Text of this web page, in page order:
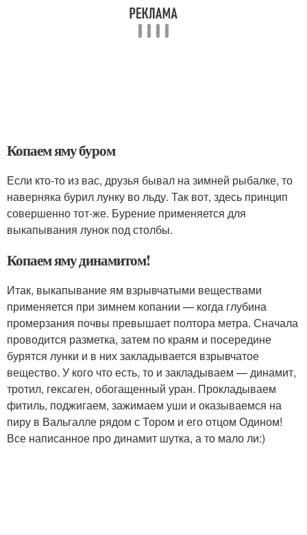
Копаем яму буром
Если кто-то из вас, друзья бывал на зимней рыбалке, то
наверняка бурил лунку во льду. Так вот, здесь принцип
совершенно тот-же. Бурение применяется для
выкапывания лунок под столбы.
Копаем яму динамитом!
Итак, выкапывание ям взрывчатыми веществами
применяется при зимнем копании — когда глубина
промерзания почвы превышает полтора метра. Сначала
проводится разметка, затем по краям и посередине
бурятся лунки и в них закладывается взрывчатое
вещество. У кого что есть, то и закладываем — динамит,
тротил, гексаген, обогащенный уран. Прокладываем
фитиль, поджигаем, зажимаем уши и оказываемся на
пиру в Вальгалле рядом с Тором и его отцом Одином!
Все написанное про динамит шутка, а то мало ли:)